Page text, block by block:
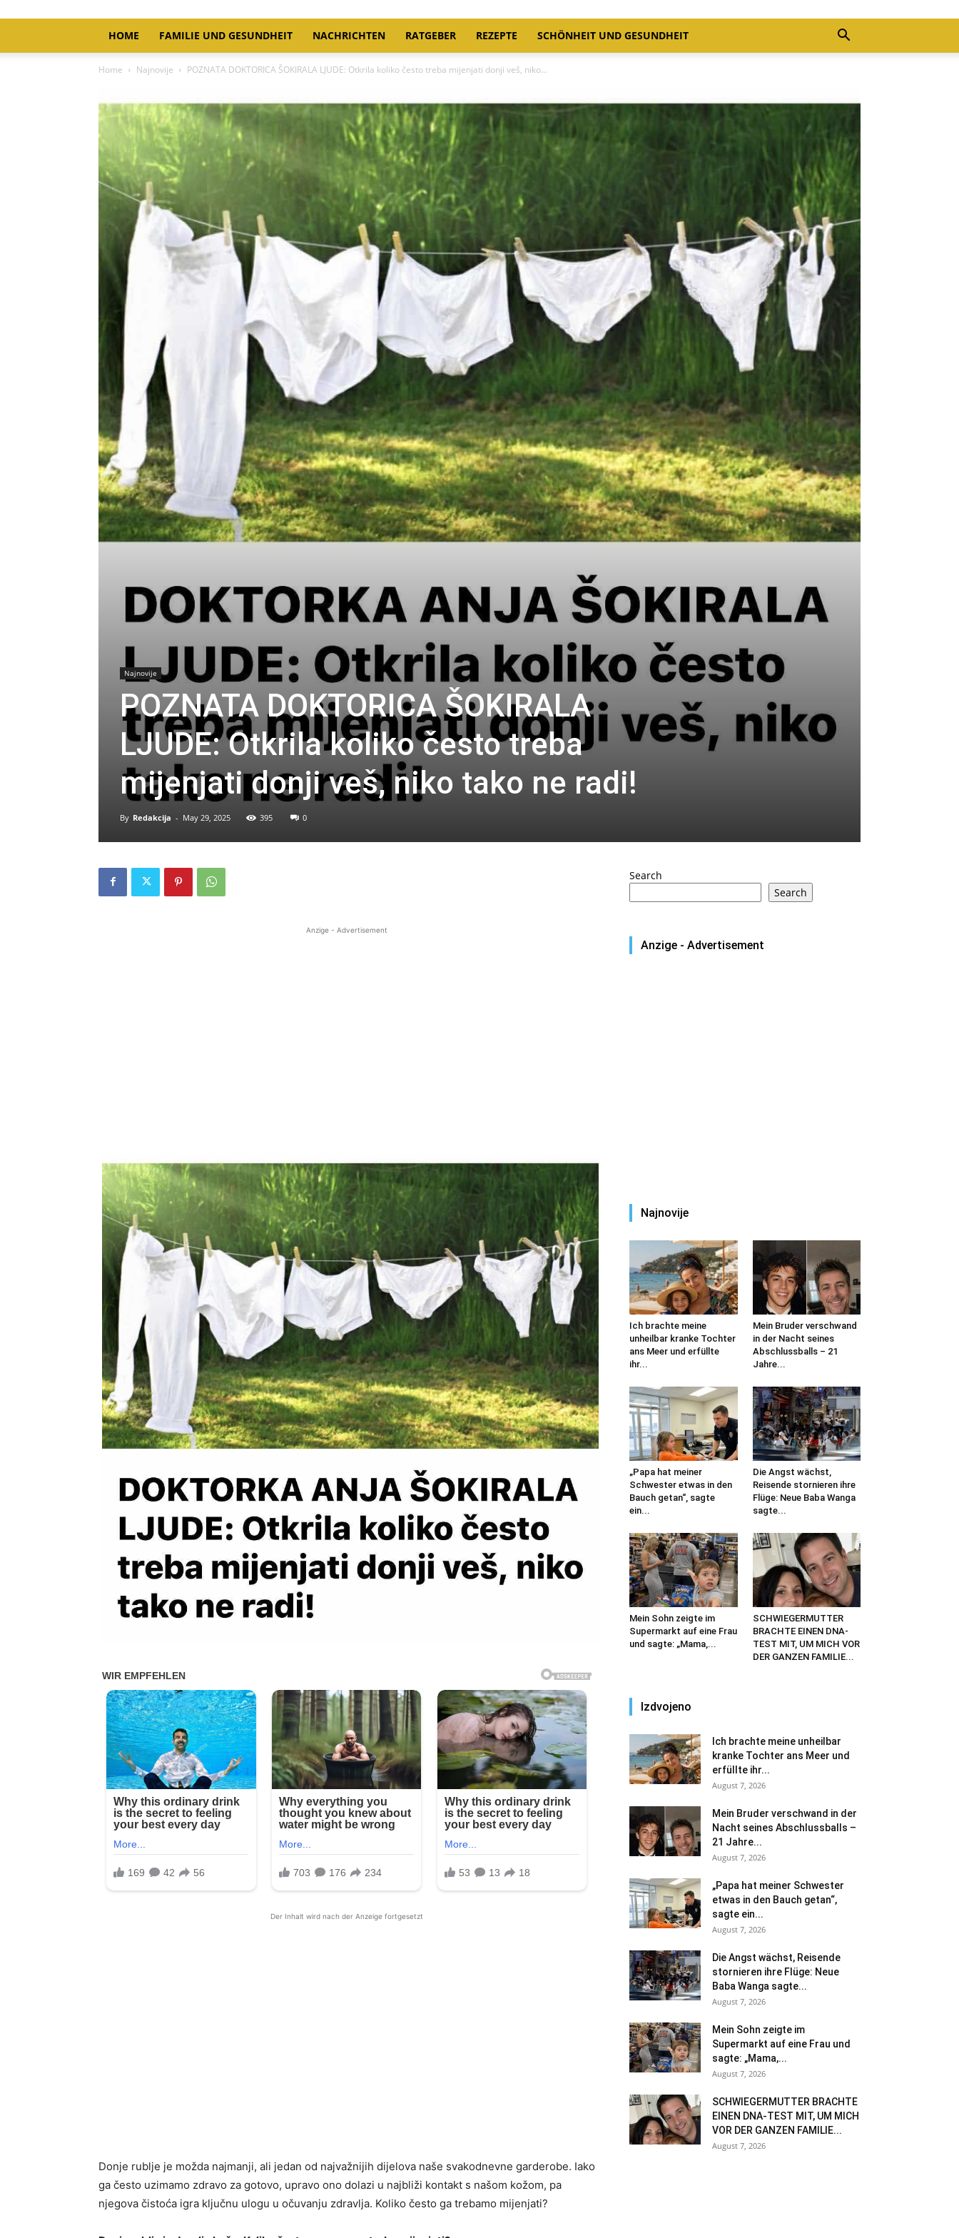
HOME FAMILIE UND GESUNDHEIT NACHRICHTEN RATGEBER REZEPTE SCHÖNHEIT UND GESUNDHEIT
Home Najnovije POZNATA DOKTORICA ŠOKIRALA LJUDE: Otkrila koliko često treba mijenjati donji veš, niko...
Najnovije
POZNATA DOKTORICA ŠOKIRALA
LJUDE: Otkrila koliko često treba
mijenjati donji veš, niko tako ne radi!
By Redakcija - May 29, 2025 395 0
Anzige - Advertisement
Der Inhalt wird nach der Anzeige fortgesetzt
Donje rublje je možda najmanji, ali jedan od najvažnijih dijelova naše svakodnevne garderobe. Iako
ga često uzimamo zdravo za gotovo, upravo ono dolazi u najbliži kontakt s našom kožom, pa
njegova čistoća igra ključnu ulogu u očuvanju zdravlja. Koliko često ga trebamo mijenjati?
Search
Search
Anzige - Advertisement
Najnovije
Ich brachte meine
unheilbar kranke Tochter
ans Meer und erfüllte
ihr...
Mein Bruder verschwand
in der Nacht seines
Abschlussballs – 21
Jahre...
„Papa hat meiner
Schwester etwas in den
Bauch getan“, sagte
ein...
Die Angst wächst,
Reisende stornieren ihre
Flüge: Neue Baba Wanga
sagte...
Mein Sohn zeigte im
Supermarkt auf eine Frau
und sagte: „Mama,...
SCHWIEGERMUTTER
BRACHTE EINEN DNA-
TEST MIT, UM MICH VOR
DER GANZEN FAMILIE...
Izdvojeno
Ich brachte meine unheilbar
kranke Tochter ans Meer und
erfüllte ihr...
August 7, 2026
Mein Bruder verschwand in der
Nacht seines Abschlussballs –
21 Jahre...
August 7, 2026
„Papa hat meiner Schwester
etwas in den Bauch getan“,
sagte ein...
August 7, 2026
Die Angst wächst, Reisende
stornieren ihre Flüge: Neue
Baba Wanga sagte...
August 7, 2026
Mein Sohn zeigte im
Supermarkt auf eine Frau und
sagte: „Mama,...
August 7, 2026
SCHWIEGERMUTTER BRACHTE
EINEN DNA-TEST MIT, UM MICH
VOR DER GANZEN FAMILIE...
August 7, 2026